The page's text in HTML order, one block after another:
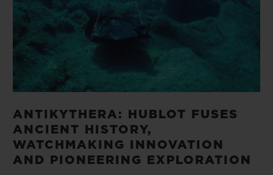
ANTIKYTHERA: HUBLOT FUSES
ANCIENT HISTORY,
WATCHMAKING INNOVATION
AND PIONEERING EXPLORATION